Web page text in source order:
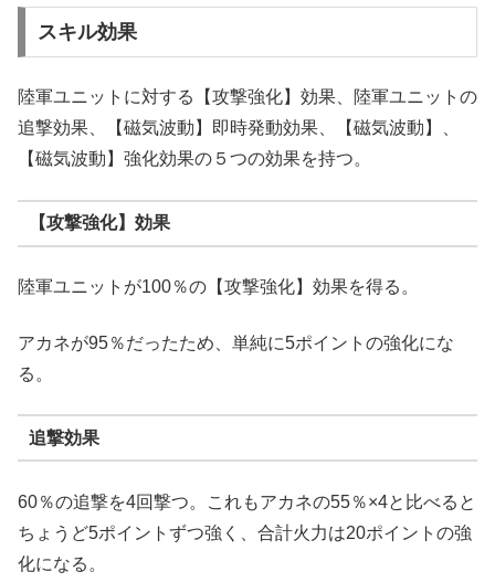
スキル効果
陸軍ユニットに対する【攻撃強化】効果、陸軍ユニットの
追撃効果、【磁気波動】即時発動効果、【磁気波動】、
【磁気波動】強化効果の５つの効果を持つ。
【攻撃強化】効果
陸軍ユニットが100％の【攻撃強化】効果を得る。
アカネが95％だったため、単純に5ポイントの強化にな
る。
追撃効果
60％の追撃を4回撃つ。これもアカネの55％×4と比べると
ちょうど5ポイントずつ強く、合計火力は20ポイントの強
化になる。